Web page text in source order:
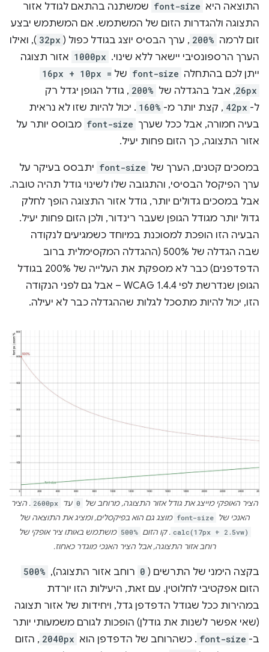
התוצאה היא font-size שמשתנה בהתאם לגודל אזור
התצוגה ולהגדרות הזום של המשתמש. אם המשתמש יבצע
זום לרמה 200% , ערך הבסיס יוצג בגודל כפול ( 32px ), ואילו
הערך הרספונסיבי יישאר ללא שינוי. 1000px אזור תצוגה
ייתן לכם בהתחלה font-size של 16px + 10px =
26px, אבל בהגדלה של 200% , גודל הגופן יגדל רק
ל- 42px , קצת יותר מ- 160% . יכול להיות שזו לא נראית
בעיה חמורה, אבל ככל שערך font-size מבוסס יותר על
אזור התצוגה, כך הזום פחות יעיל.
במסכים קטנים, הערך של font-size יתבסס בעיקר על
ערך הפיקסל הבסיסי, והתגובה שלו לשינוי גודל תהיה טובה.
אבל במסכים גדולים יותר, גודל אזור התצוגה הופך לחלק
גדול יותר מגודל הגופן שעבר רינדור, ולכן הזום פחות יעיל.
הבעיה הזו הופכת למסוכנת במיוחד כשמגיעים לנקודה
שבה הגדלה של 500% (ההגדלה המקסימלית ברוב
הדפדפנים) כבר לא מספקת את העלייה של 200% בגודל
הגופן שנדרשת לפי WCAG 1.4.4 – אבל גם לפני הנקודה
הזו, יכול להיות מתסכל לגלות שההגדלה כבר לא יעילה.
הציר האופקי מייצג את גודל אזור התצוגה, מרוחב של 0 עד 2600px . הציר
האנכי של font-size מוצג גם הוא בפיקסלים, ומציג את התוצאה של
calc(17px + 2.5vw) . קו הזום 500% משתמש באותו ציר אופקי של
רוחב אזור התצוגה, אבל הציר האנכי מוגדר כאחוז.
בקצה הימני של התרשים ( 0 רוחב אזור התצוגה), 500%
הזום אפקטיבי לחלוטין. עם זאת, היעילות הזו יורדת
במהירות ככל שגודל הדפדפן גדל, ויחידות של אזור תצוגה
(שאי אפשר לשנות את גודלן) הופכות לגורם משמעותי יותר
ב- font-size . כשהרוחב של הדפדפן הוא 2040px , הזום